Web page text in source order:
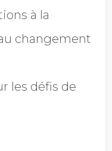
à la
changement
les défis de